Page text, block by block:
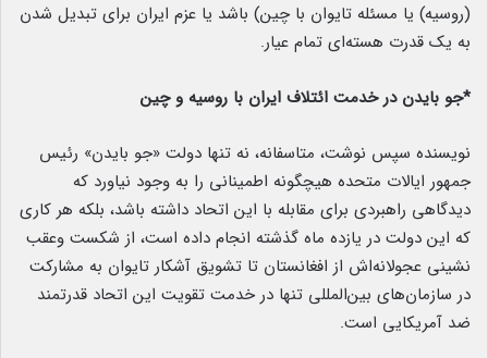
(روسیه) یا مسئله تایوان با چین) باشد یا عزم ایران برای تبدیل شدن
به یک قدرت هسته‌ای تمام عیار.
*جو بایدن در خدمت ائتلاف ایران با روسیه و چین
نویسنده سپس نوشت، متاسفانه، نه تنها دولت «جو بایدن» رئیس
جمهور ایالات متحده هیچگونه اطمینانی را به وجود نیاورد که
دیدگاهی راهبردی برای مقابله با این اتحاد داشته باشد، بلکه هر کاری
که این دولت در یازده ماه گذشته انجام داده است، از شکست وعقب
نشینی عجولانه‌اش از افغانستان تا تشویق آشکار تایوان به مشارکت
در سازمان‌های بین‌المللی تنها در خدمت تقویت این اتحاد قدرتمند
ضد آمریکایی است.